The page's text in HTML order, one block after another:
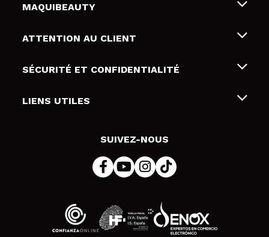
MAQUIBEAUTY
Qui sommes nous
Cartes-cadeaux
ATTENTION AU CLIENT
Livraison & retour
Modes de paiement
SÉCURITÉ ET CONFIDENTIALITÉ
Conditions et confidentialité
LIENS UTILES
SUIVEZ-NOUS